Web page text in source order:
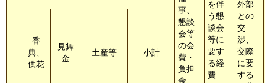
事、
懇談
会等
の会
費・
負担
金
を伴
う懇
談会
等に
要す
る経
費
外部
との
交
渉、
交際
に要
する
香
典、
供花
見舞
金
土産等 小計